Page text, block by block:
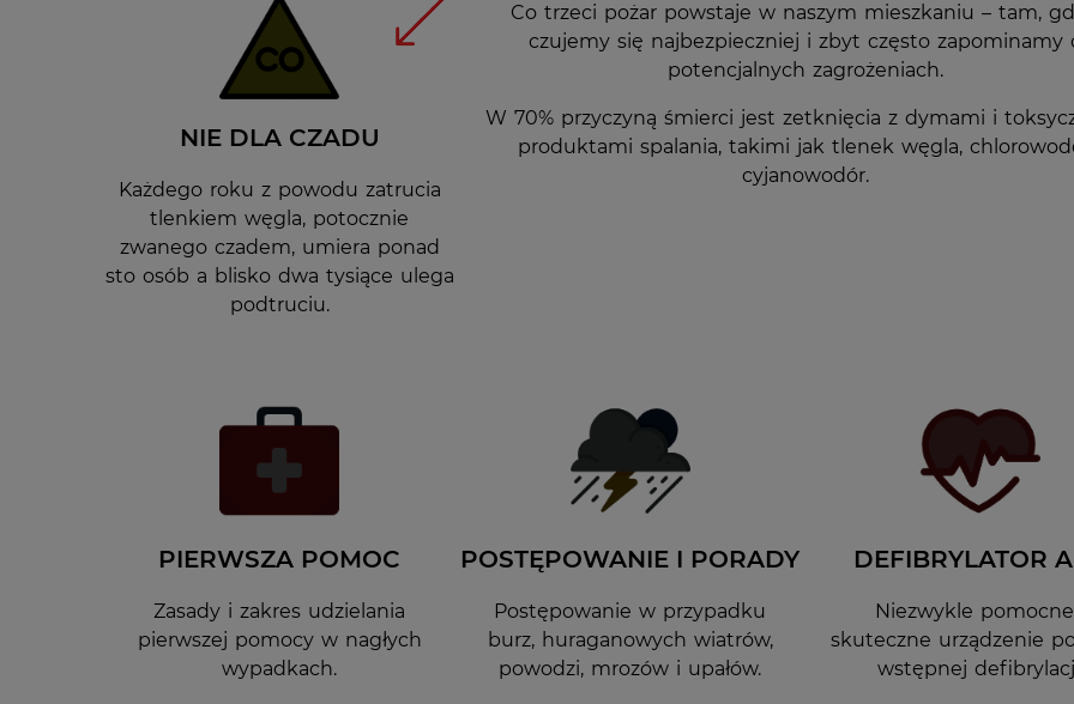
NIE DLA CZADU
Każdego roku z powodu zatrucia
tlenkiem węgla, potocznie
zwanego czadem, umiera ponad
sto osób a blisko dwa tysiące ulega
podtruciu.
Co trzeci pożar powstaje w naszym mieszkaniu – tam,
czujemy się najbezpieczniej i zbyt często zapominamy
potencjalnych zagrożeniach.
W 70% przyczyną śmierci jest zetknięcia z dymami i
produktami spalania, takimi jak tlenek węgla,
cyjanowodór.
PIERWSZA POMOC
Zasady i zakres udzielania
pierwszej pomocy w nagłych
wypadkach.
POSTĘPOWANIE I PORADY
Postępowanie w przypadku
burz, huraganowych wiatrów,
powodzi, mrozów i upałów.
DEFIBRYLATOR
Niezwykle
skuteczne urządzenie
wstępnej